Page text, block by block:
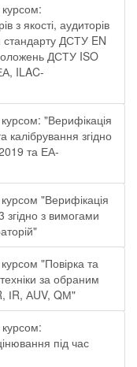
з якості, аудиторів
стандарту ДСТУ EN
ДСТУ ISO
ILAC-
"Верифікація
калібрування згідно
та ЕА-
"Верифікація
з вимогами
"Повірка та
за обраним
ІR, АUV, QМ"
під час